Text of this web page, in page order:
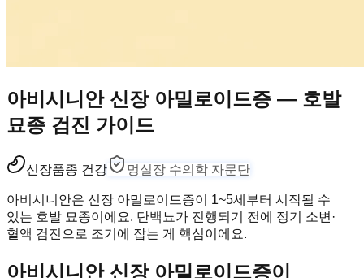
아비시니안 신장 아밀로이드증 — 호발
묘종 검진 가이드
신장품종 건강 멍실장 수의학 자문단
아비시니안은 신장 아밀로이드증이 1~5세부터 시작될 수
있는 호발 묘종이에요. 단백뇨가 진행되기 전에 정기 소변·
혈액 검진으로 조기에 잡는 게 핵심이에요.
아비시니안 신장 아밀로이드증이